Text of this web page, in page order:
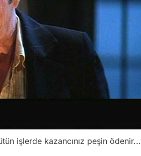
işlerde kazancınız peşin ödenir...